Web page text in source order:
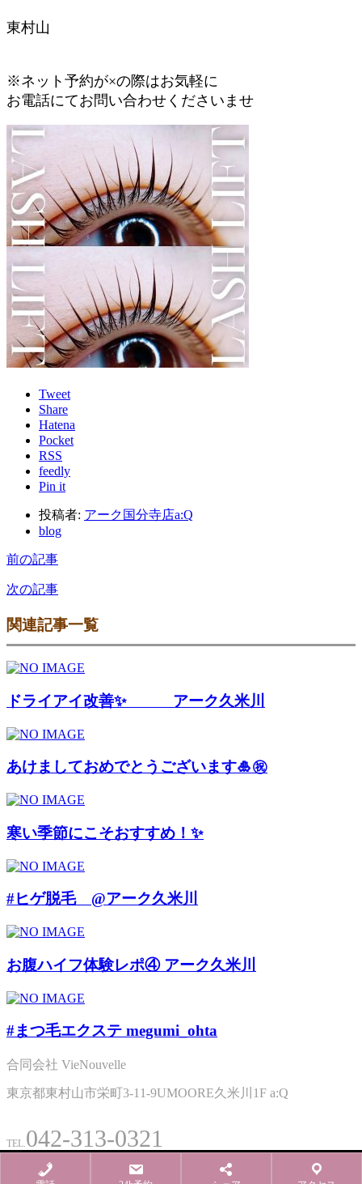
東村山
※ネット予約が×の際はお気軽に
お電話にてお問い合わせくださいませ
Tweet
Share
Hatena
Pocket
RSS
feedly
Pin it
投稿者: アーク国分寺店a:Q
blog
前の記事
次の記事
関連記事一覧
ドライアイ改善✨ アーク久米川
あけましておめでとうございます🎍㊗️
寒い季節にこそおすすめ！✨
#ヒゲ脱毛 @アーク久米川
お腹ハイフ体験レポ④ アーク久米川
#まつ毛エクステ megumi_ohta
合同会社 VieNouvelle
東京都東村山市栄町3-11-9UMOORE久米川1F a:Q
TEL.042-313-0321